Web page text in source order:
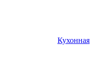
Кухонная